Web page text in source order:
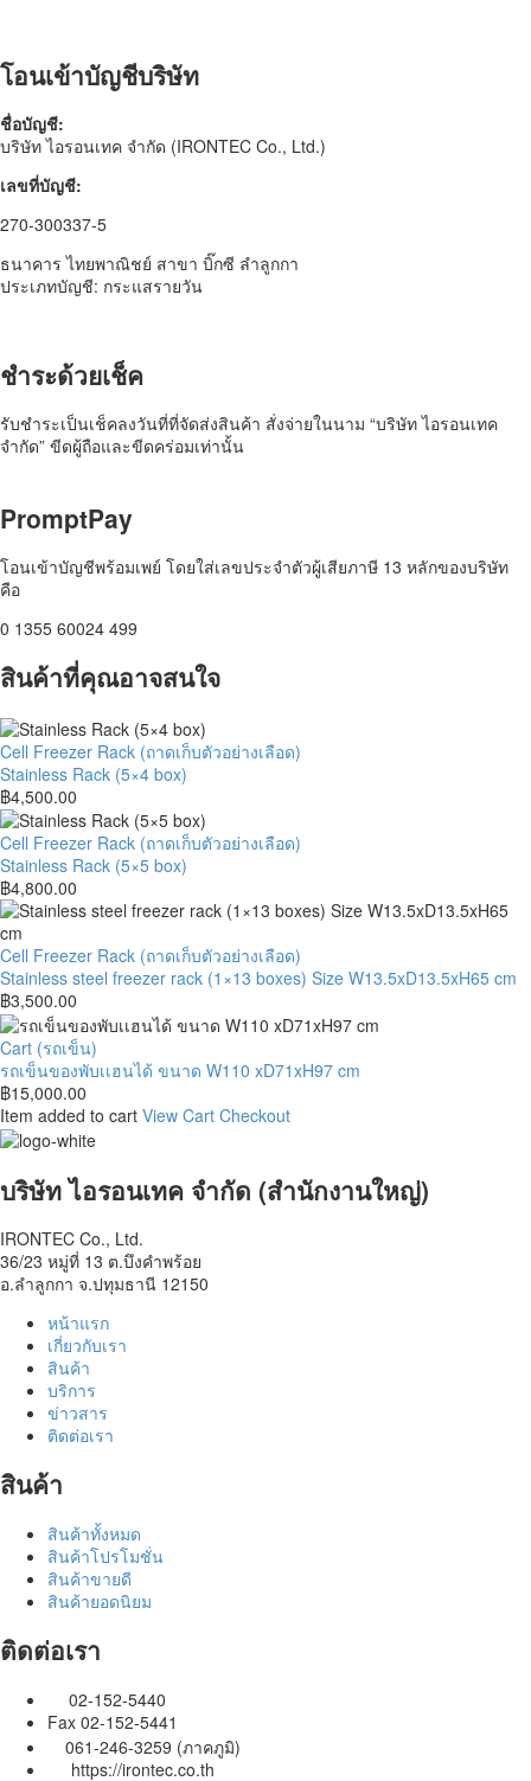
โอนเข้าบัญชีบริษัท
ชื่อบัญชี:
บริษัท ไอรอนเทค จำกัด (IRONTEC Co., Ltd.)
เลขที่บัญชี:
270-300337-5
ธนาคาร ไทยพาณิชย์ สาขา บิ๊กซี ลำลูกกา
ประเภทบัญชี: กระแสรายวัน
ชำระด้วยเช็ค​
รับชำระเป็นเช็คลงวันที่ที่จัดส่งสินค้า สั่งจ่ายในนาม “บริษัท ไอรอนเทค
จำกัด” ขีดผู้ถือและขีดคร่อมเท่านั้น
PromptPay
โอนเข้าบัญชีพร้อมเพย์ โดยใส่เลขประจำตัวผู้เสียภาษี 13 หลักของบริษัท
คือ
0 1355 60024 499
สินค้าที่คุณอาจสนใจ
Stainless
Rack
(5×4
box)
Cell Freezer Rack (ถาดเก็บตัวอย่างเลือด)
Stainless Rack (5×4 box)
฿4,500.00
Stainless
Rack
(5×5
box)
Cell Freezer Rack (ถาดเก็บตัวอย่างเลือด)
Stainless Rack (5×5 box)
฿4,800.00
Stainless
steel
freezer
rack
(1×13
boxes)
Size
W13.5xD13.5xH65
cm
Cell Freezer Rack (ถาดเก็บตัวอย่างเลือด)
Stainless steel freezer rack (1×13 boxes) Size W13.5xD13.5xH65 cm
฿3,500.00
รถ
เข็น
ของ
พับ
เเฮน
ขนาด
W110
xD71xH97
cm
Cart (รถเข็น)
รถเข็นของพับเเฮนได้ ขนาด W110 xD71xH97 cm
฿15,000.00
Item added to cart View Cart Checkout
บริษัท ไอรอนเทค จำกัด (สำนักงานใหญ่)
IRONTEC Co., Ltd.
36/23 หมู่ที่ 13 ต.บึงคำพร้อย
อ.ลำลูกกา จ.ปทุมธานี 12150
หน้าแรก
เกี่ยวกับเรา
สินค้า
บริการ
ข่าวสาร
ติดต่อเรา
สินค้า
สินค้าทั้งหมด
สินค้าโปรโมชั่น
สินค้าขายดี
สินค้ายอดนิยม
ติดต่อเรา
02-152-5440
Fax 02-152-5441
061-246-3259 (ภาคภูมิ)
https://irontec.co.th